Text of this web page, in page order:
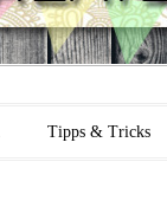
Tipps & Tricks